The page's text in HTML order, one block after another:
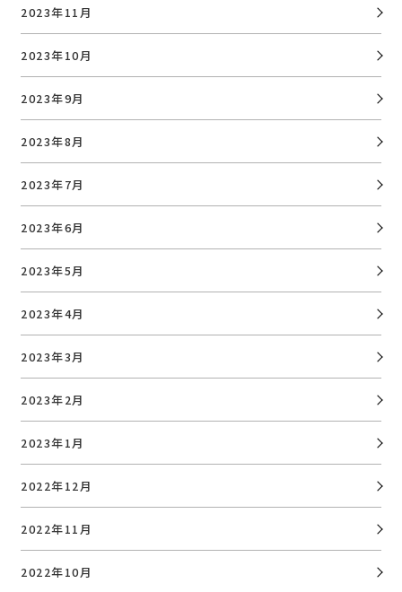
2023年11月
2023年10月
2023年9月
2023年8月
2023年7月
2023年6月
2023年5月
2023年4月
2023年3月
2023年2月
2023年1月
2022年12月
2022年11月
2022年10月